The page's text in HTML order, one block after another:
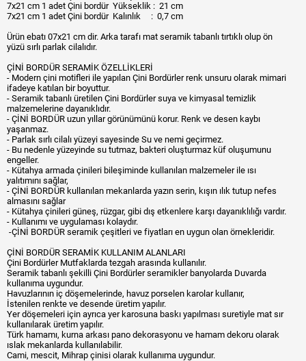
7x21 cm 1 adet Çini bordür Yükseklik : 21 cm
7x21 cm 1 adet Çini bordür Kalınlık : 0,7 cm
Ürün ebatı 07x21 cm dir. Arka tarafı mat seramik tabanlı tırtıklı olup ön
yüzü sırlı parlak cilalıdır.
ÇİNİ BORDÜR SERAMİK ÖZELLİKLERİ
- Modern çini motifleri ile yapılan Çini Bordürler renk unsuru olarak mimari
ifadeye katılan bir boyuttur.
- Seramik tabanlı üretilen Çini Bordürler suya ve kimyasal temizlik
malzemelerine dayanıklıdır.
- ÇİNİ BORDÜR uzun yıllar görünümünü korur. Renk ve desen kaybı
yaşanmaz.
- Parlak sırlı cilalı yüzeyi sayesinde Su ve nemi geçirmez.
- Bu nedenle yüzeyinde su tutmaz, bakteri oluşturmaz küf oluşumunu
engeller.
- Kütahya armada çinileri bileşiminde kullanılan malzemeler ile ısı
yalıtımını sağlar,
- ÇİNİ BORDÜR kullanılan mekanlarda yazın serin, kışın ılık tutup nefes
almasını sağlar
- Kütahya çinileri güneş, rüzgar, gibi dış etkenlere karşı dayanıklılığı vardır.
- Kullanımı ve uygulaması kolaydır.
-ÇİNİ BORDÜR seramik çeşitleri ve fiyatları en uygun olan örnekleridir.
ÇİNİ BORDÜR SERAMİK KULLANIM ALANLARI
Çini Bordürler Mutfaklarda tezgah arasında kullanılır.
Seramik tabanlı şekilli Çini Bordürler seramikler banyolarda Duvarda
kullanıma uygundur.
Havuzlarının iç döşemelerinde, havuz porselen karolar kullanır,
İstenilen renkte ve desende üretim yapılır.
Yer döşemeleri için ayrıca yer karosuna baskı yapılması suretiyle mat sır
kullanılarak üretim yapılır.
Türk hamamı, kurna arkası pano dekorasyonu ve hamam dekoru olarak
ıslak mekanlarda kullanılabilir.
Cami, mescit, Mihrap çinisi olarak kullanıma uygundur.